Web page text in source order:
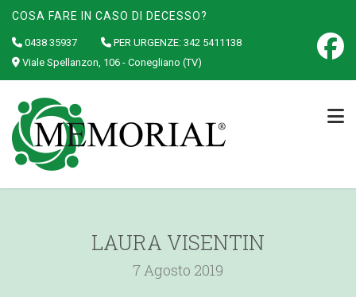
COSA FARE IN CASO DI DECESSO?
0438 35937 PER URGENZE: 342 5411138
Viale Spellanzon, 106 - Conegliano (TV)
LAURA VISENTIN
7 Agosto 2019